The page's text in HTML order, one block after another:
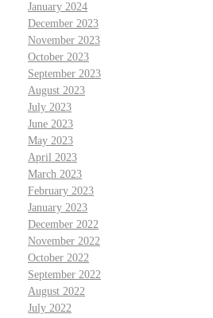
January 2024
December 2023
November 2023
October 2023
September 2023
August 2023
July 2023
June 2023
May 2023
April 2023
March 2023
February 2023
January 2023
December 2022
November 2022
October 2022
September 2022
August 2022
July 2022